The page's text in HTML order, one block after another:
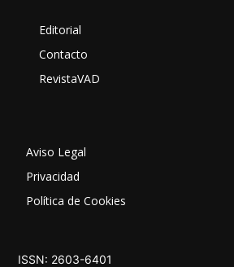
Editorial
Contacto
RevistaVAD
Aviso Legal
Privacidad
Política de Cookies
ISSN: 2603-6401